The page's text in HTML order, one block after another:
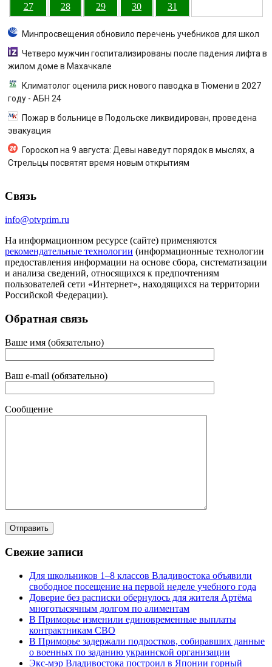
27 28 29 30 31
Минпросвещения обновило перечень учебников для школ
Четверо мужчин госпитализированы после падения лифта в
жилом доме в Махачкале
Климатолог оценила риск нового паводка в Тюмени в 2027
году - АБН 24
Пожар в больнице в Подольске ликвидирован, проведена
эвакуация
Гороскоп на 9 августа: Девы наведут порядок в мыслях, а
Стрельцы посвятят время новым открытиям
Связь
info@otvprim.ru
На информационном ресурсе (сайте) применяются
рекомендательные технологии (информационные технологии
предоставления информации на основе сбора, систематизации
и анализа сведений, относящихся к предпочтениям
пользователей сети «Интернет», находящихся на территории
Российской Федерации).
Обратная связь
Ваше имя (обязательно)
Ваш e-mail (обязательно)
Сообщение
Свежие записи
Для школьников 1–8 классов Владивостока объявили
свободное посещение на первой неделе учебного года
Доверие без расписки обернулось для жителя Артёма
многотысячным долгом по алиментам
В Приморье изменили единовременные выплаты
контрактникам СВО
В Приморье задержали подростков, собиравших данные
о военных по заданию украинской организации
Экс-мэр Владивостока построил в Японии горный